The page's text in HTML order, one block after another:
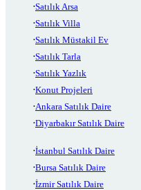
Satılık Arsa
Satılık Villa
Satılık Müstakil Ev
Satılık Tarla
Satılık Yazlık
Konut Projeleri
Ankara Satılık Daire
Diyarbakır Satılık Daire
İstanbul Satılık Daire
Bursa Satılık Daire
İzmir Satılık Daire